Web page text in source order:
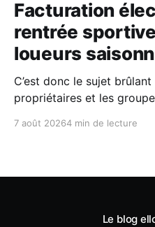
Facturation
rentrée
loueurs
C’est donc le sujet
propriétaires et les
7 août 20264 min de lecture
Le blog